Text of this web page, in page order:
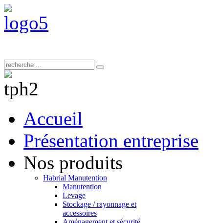
Accueil
Présentation entreprise
Nos produits
Habrial Manutention
Manutention
Levage
Stockage / rayonnage et
accessoires